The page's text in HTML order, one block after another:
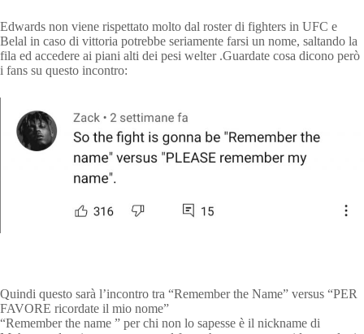
Edwards non viene rispettato molto dal roster di fighters in UFC e
Belal in caso di vittoria potrebbe seriamente farsi un nome, saltando la
fila ed accedere ai piani alti dei pesi welter .Guardate cosa dicono però
i fans su questo incontro:
Quindi questo sarà l’incontro tra “Remember the Name” versus “PER
FAVORE ricordate il mio nome”
“Remember the name ” per chi non lo sapesse è il nickname di